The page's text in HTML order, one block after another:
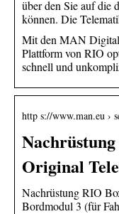
über den Sie auf die
können. Die
Mit den MAN
Plattform von RIO
schnell und
http s://www.man.eu ›
Original
Nachrüstung RIO
Bordmodul 3 (für